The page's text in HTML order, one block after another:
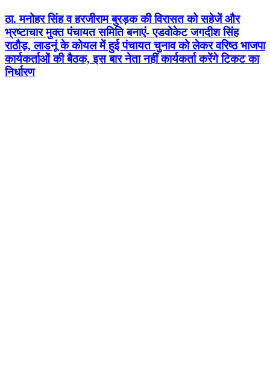
ठा. मनोहर सिंह व हरजीराम बुरड़क की विरासत को सहेजें और
भ्रष्टाचार मुक्त पंचायत समिति बनाएं- एडवोकेट जगदीश सिंह
राठौड़, लाडनूं के कोयल में हुई पंचायत चुनाव को लेकर वरिष्ठ भाजपा
कार्यकर्ताओं की बैठक, इस बार नेता नहीं कार्यकर्ता करेंगे टिकट का
निर्धारण